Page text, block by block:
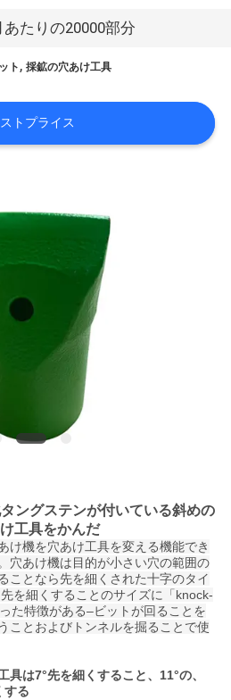
あたりの20000部分
ト ,採鉱の穴あけ工具
トプライス
ングステンが付いている斜めの
工具をかんだ
け機を穴あけ工具を変える機能でき
穴あけ機は目的が小さい穴の範囲の
ことなら先を細くされた十字のタイ
を細くすることのサイズに「knock-
た特徴がある–ビットが回ることを
ことおよびトンネルを掘ることで使
は7°先を細くすること、11°の、
する